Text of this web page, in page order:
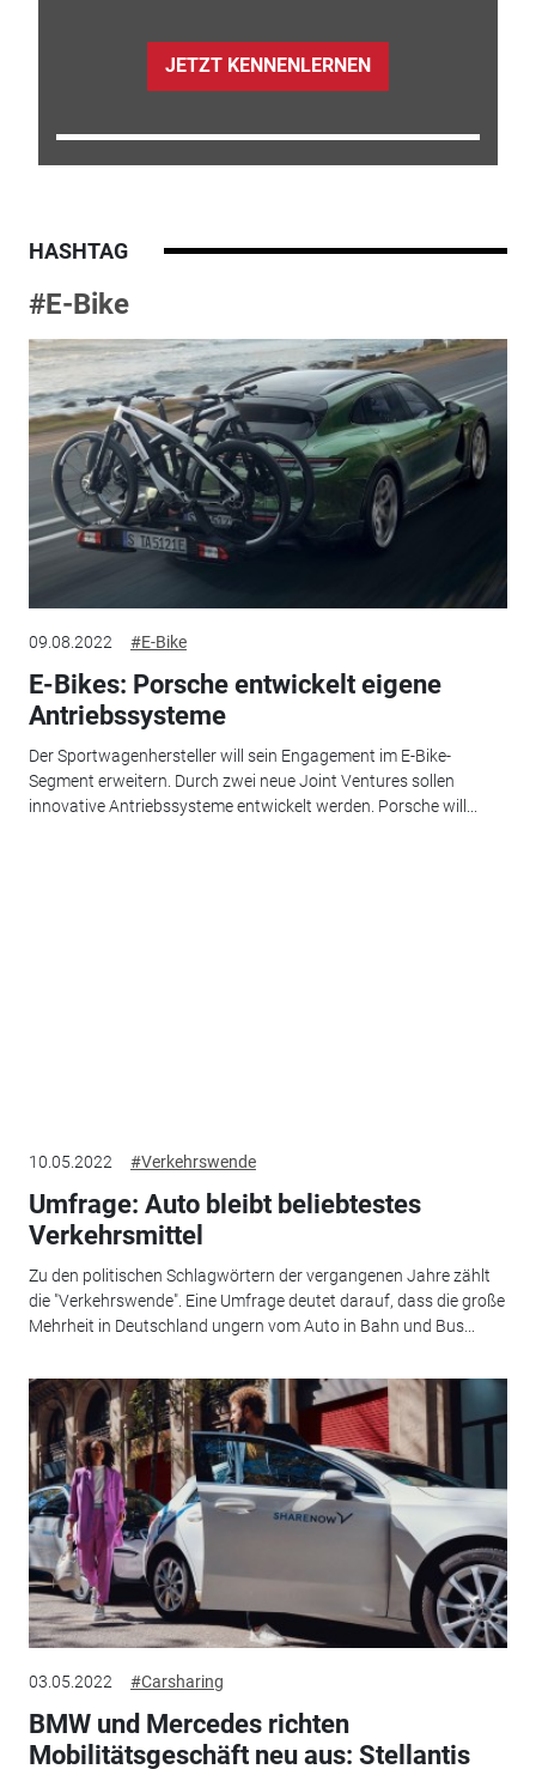
JETZT KENNENLERNEN
HASHTAG
#E-Bike
09.08.2022 #E-Bike
E-Bikes: Porsche entwickelt eigene
Antriebssysteme
Der Sportwagenhersteller will sein Engagement im E-Bike-
Segment erweitern. Durch zwei neue Joint Ventures sollen
innovative Antriebssysteme entwickelt werden. Porsche will...
10.05.2022 #Verkehrswende
Umfrage: Auto bleibt beliebtestes
Verkehrsmittel
Zu den politischen Schlagwörtern der vergangenen Jahre zählt
die "Verkehrswende". Eine Umfrage deutet darauf, dass die große
Mehrheit in Deutschland ungern vom Auto in Bahn und Bus...
03.05.2022 #Carsharing
BMW und Mercedes richten
Mobilitätsgeschäft neu aus: Stellantis